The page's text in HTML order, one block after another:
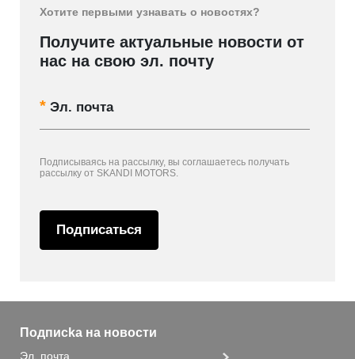
Хотите первыми узнавать о новостях?
Получите актуальные новости от
нас на свою эл. почту
Эл. почта
Подписываясь на рассылку, вы соглашаетесь получать
рассылку от SKANDI MOTORS.
Подписаться
Подписka на новости